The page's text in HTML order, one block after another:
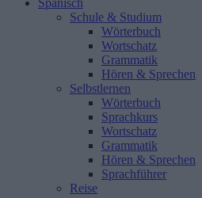
Spanisch
Schule & Studium
Wörterbuch
Wortschatz
Grammatik
Hören & Sprechen
Selbstlernen
Wörterbuch
Sprachkurs
Wortschatz
Grammatik
Hören & Sprechen
Sprachführer
Reise